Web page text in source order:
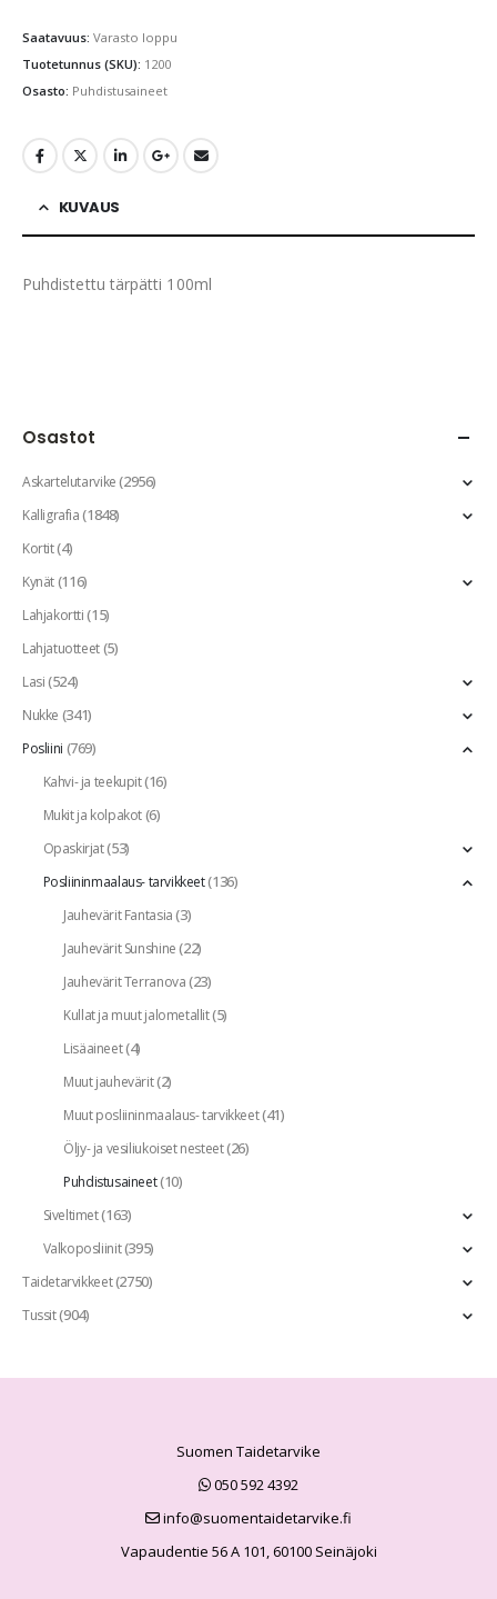
Saatavuus: Varasto loppu
Tuotetunnus (SKU): 1200
Osasto: Puhdistusaineet
KUVAUS
Puhdistettu tärpätti 100ml
Osastot
Askartelutarvike(2956)
Kalligrafia(1848)
Kortit(4)
Kynät(116)
Lahjakortti(15)
Lahjatuotteet(5)
Lasi(524)
Nukke (341)
Posliini (769)
Kahvi- ja teekupit(16)
Mukit ja kolpakot(6)
Opaskirjat(53)
Posliininmaalaus- tarvikkeet(136)
Jauhevärit Fantasia(3)
Jauhevärit Sunshine(22)
Jauhevärit Terranova(23)
Kullat ja muut jalometallit(5)
Lisäaineet(4)
Muut jauhevärit(2)
Muut posliininmaalaus- tarvikkeet(41)
Öljy- ja vesiliukoiset nesteet(26)
Puhdistusaineet(10)
Siveltimet(163)
Valkoposliinit(395)
Taidetarvikkeet(2750)
Tussit(904)
Suomen Taidetarvike
050 592 4392
info@suomentaidetarvike.fi
Vapaudentie 56 A 101, 60100 Seinäjoki